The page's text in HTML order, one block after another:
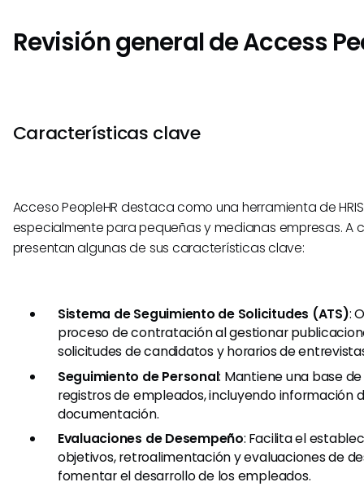
Revisión general de Access
Características clave
Acceso PeopleHR destaca como una herramienta de
especialmente para pequeñas y medianas empresas. A
presentan algunas de sus características clave:
Sistema de Seguimiento de Solicitudes (ATS):
proceso de contratación al gestionar
solicitudes de candidatos y horarios de
Seguimiento de Personal: Mantiene una base
registros de empleados, incluyendo información
documentación.
Evaluaciones de Desempeño: Facilita el
objetivos, retroalimentación y evaluaciones de
fomentar el desarrollo de los empleados.